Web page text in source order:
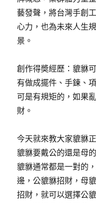
藝發聲，將台灣手創
心力，也為未來人生
景。
創作得奬經歷：貔貅
有做成擺件、手鍊、
可是有規矩的，如果
財。
今天就來教大家貔貅
貔貅要戴公的還是母
貔貅通常都是一對的
邊，公貔貅招財，母
招財，就可以選擇公